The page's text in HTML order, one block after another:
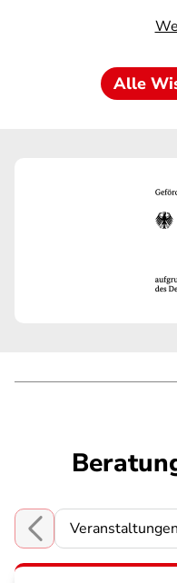
Alle
Choose a section